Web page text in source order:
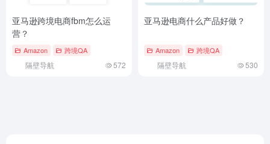
亚马逊跨境电商fbm怎么运
营？
Amazon 跨境QA
隔壁导航 572
亚马逊电商什么产品好做？
Amazon 跨境QA
隔壁导航 530